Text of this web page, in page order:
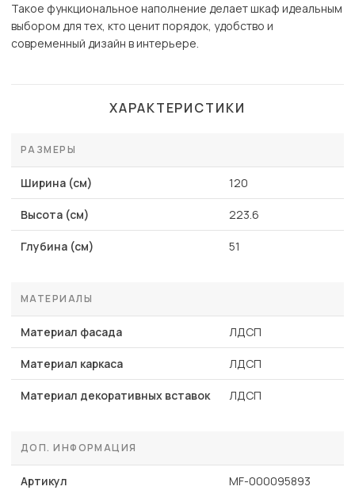
Такое функциональное наполнение делает шкаф идеальным
выбором для тех, кто ценит порядок, удобство и
современный дизайн в интерьере.
ХАРАКТЕРИСТИКИ
РАЗМЕРЫ
Ширина (см) 120
Высота (см) 223.6
Глубина (см) 51
МАТЕРИАЛЫ
Материал фасада ЛДСП
Материал каркаса ЛДСП
Материал декоративных вставок ЛДСП
ДОП. ИНФОРМАЦИЯ
Артикул MF-000095893